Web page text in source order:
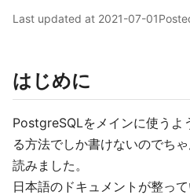
Last updated at 2021-07-01
はじめに
PostgreSQLをメインに使うよ
る方法でしか書けないのでちゃ
読みました。
日本語のドキュメントが整っ